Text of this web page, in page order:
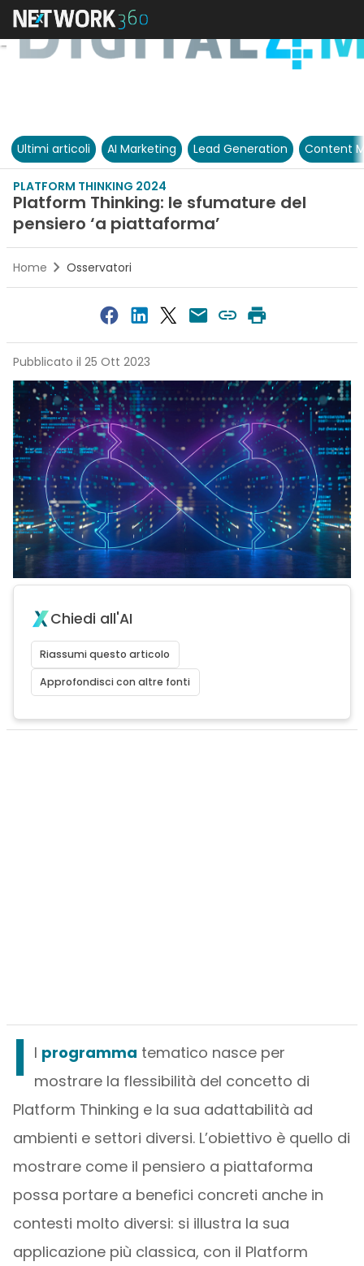
Ultimi articoli AI Marketing Lead Generation Content
PLATFORM THINKING 2024
Platform Thinking: le sfumature del
pensiero ‘a piattaforma’
Home Osservatori
Pubblicato il 25 Ott 2023
Chiedi all'AI
Riassumi questo articolo
Approfondisci con altre fonti
I l programma tematico nasce per
mostrare la flessibilità del concetto di
Platform Thinking e la sua adattabilità ad
ambienti e settori diversi. L’obiettivo è quello di
mostrare come il pensiero a piattaforma
possa portare a benefici concreti anche in
contesti molto diversi: si illustra la sua
applicazione più classica, con il Platform